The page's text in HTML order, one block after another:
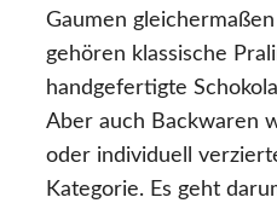
Gaumen
gehören klassische
handgefertigte
Aber auch Backwaren
oder individuell
Kategorie. Es geht